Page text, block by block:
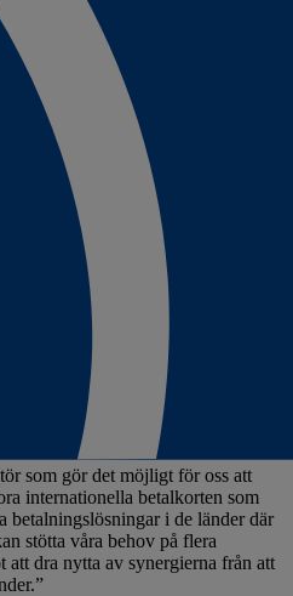
som gör det möjligt för oss att
internationella betalkorten som
betalningslösningar i de länder där
stötta våra behov på flera
att dra nytta av synergierna från att
”